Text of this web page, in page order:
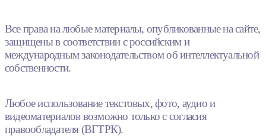
Все права на любые материалы, опубликованные на сайте,
защищены в соответствии с российским и
международным законодательством об интеллектуальной
собственности.
Любое использование текстовых, фото, аудио и
видеоматериалов возможно только с согласия
правообладателя (ВГТРК).